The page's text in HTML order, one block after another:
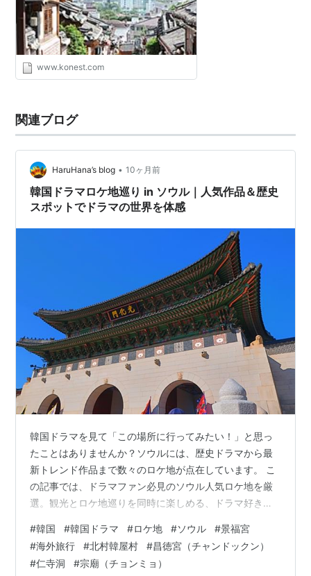
www.konest.com
関連ブログ
HaruHana’s blog • 10ヶ月前
韓国ドラマロケ地巡り in ソウル｜人気作品＆歴史
スポットでドラマの世界を体感
韓国ドラマを見て「この場所に行ってみたい！」と思っ
たことはありませんか？ソウルには、歴史ドラマから最
新トレンド作品まで数々のロケ地が点在しています。 こ
の記事では、ドラマファン必見のソウル人気ロケ地を厳
選。観光とロケ地巡りを同時に楽しめる、ドラマ好きに
ボックン）｜歴史ドラマの定番ロケ地 景福宮（キョンボ
ックン） ソウル観光の王道「景福宮（경복궁）」は、朝
鮮王朝の正宮。『宮（Love in Palace）』『トンイ』『大
#韓国 #韓国ドラマ #ロケ地 #ソウル #景福宮
#海外旅行 #北村韓屋村 #昌徳宮（チャンドックン）
#仁寺洞 #宗廟（チョンミョ）